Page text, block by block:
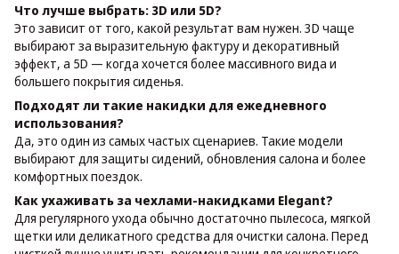
Что лучше выбрать: 3D или 5D?
Это зависит от того, какой результат вам нужен. 3D чаще
выбирают за выразительную фактуру и декоративный
эффект, а 5D — когда хочется более массивного вида и
большего покрытия сиденья.
Подходят ли такие накидки для ежедневного
использования?
Да, это один из самых частых сценариев. Такие модели
выбирают для защиты сидений, обновления салона и более
комфортных поездок.
Как ухаживать за чехлами-накидками Elegant?
Для регулярного ухода обычно достаточно пылесоса, мягкой
щетки или деликатного средства для очистки салона. Перед